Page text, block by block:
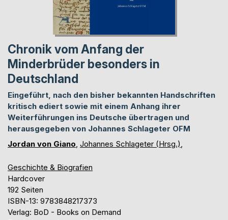
Chronik vom Anfang der
Minderbrüder besonders in
Deutschland
Eingeführt, nach den bisher bekannten Handschriften
kritisch ediert sowie mit einem Anhang ihrer
Weiterführungen ins Deutsche übertragen und
herausgegeben von Johannes Schlageter OFM
Jordan von Giano Johannes Schlageter (Hrsg.)
Geschichte & Biografien
Hardcover
192 Seiten
ISBN-13: 9783848217373
Verlag: BoD - Books on Demand